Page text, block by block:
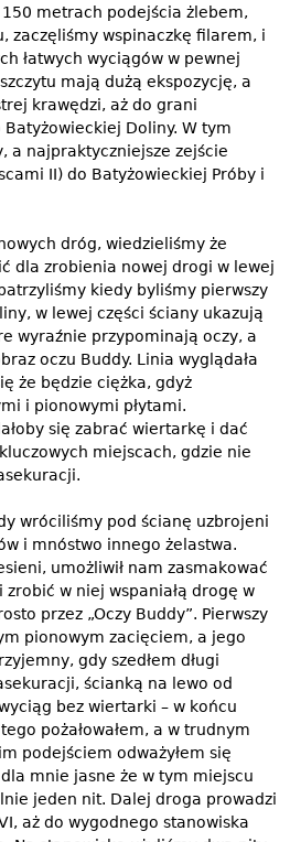
150 metrach podejścia żlebem,
zaczęliśmy wspinaczkę filarem, i
łatwych wyciągów w pewnej
mają dużą ekspozycję, a
krawędzi, aż do grani
Doliny. W tym
a najpraktyczniejsze zejście
II) do Batyżowieckiej Próby i
dróg, wiedzieliśmy że
dla zrobienia nowej drogi w lewej
kiedy byliśmy pierwszy
w lewej części ściany ukazują
wyraźnie przypominają oczy, a
oczu Buddy. Linia wyglądała
że będzie ciężka, gdyż
i pionowymi płytami.
się zabrać wiertarkę i dać
miejscach, gdzie nie
wróciliśmy pod ścianę uzbrojeni
i mnóstwo innego żelastwa.
umożliwił nam zasmakować
w niej wspaniałą drogę w
przez „Oczy Buddy”. Pierwszy
pionowym zacięciem, a jego
gdy szedłem długi
ścianką na lewo od
bez wiertarki – w końcu
pożałowałem, a w trudnym
podejściem odważyłem się
mnie jasne że w tym miejscu
jeden nit. Dalej droga prowadzi
aż do wygodnego stanowiska